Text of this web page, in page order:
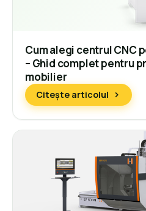
Cum alegi centrul CNC
– Ghid complet pentru
mobilier
Citește articolul